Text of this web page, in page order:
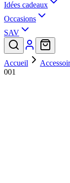
Idées cadeaux
Occasions
SAV
Accueil
001